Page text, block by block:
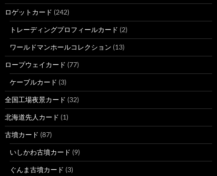
ロゲットカード (242)
トレーディングプロフィールカード (2)
ワールドマンホールコレクション (13)
ロープウェイカード (77)
ケーブルカード (3)
全国工場夜景カード (32)
北海道先人カード (1)
古墳カード (87)
いしかわ古墳カード (9)
ぐんま古墳カード (3)